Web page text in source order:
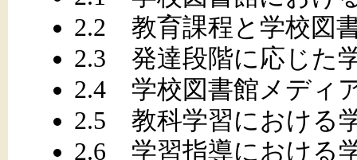
2.2 教育課程と学校図
2.3 発達段階に応じた
2.4 学校図書館メディ
2.5 教科学習における
2.6 学習指導における